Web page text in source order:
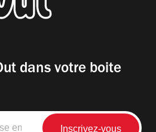
dans votre boite